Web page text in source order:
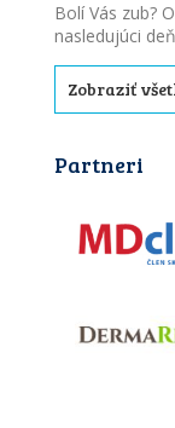
Bolí Vás zub?
nasledujúci deň
Zobraziť
Partneri